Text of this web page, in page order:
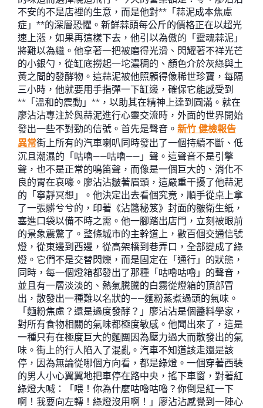
不安的不是店裡的生意，而是他對**「蒜泥成本焦慮
症」**的深層恐懼。新鮮蒜頭每公斤的價格正在以超光
速上漲，如果再這樣下去，他引以為傲的「靈魂蒜泥」
將難以為繼。他拿著一把被磨得光滑、閃耀著不祥光芒
的小銀勺，從缸底撈起一坨濃稠的、顏色介於灰綠與土
黃之間的發酵物。這蒜泥被他照顧得像稀世珍寶，每隔
三小時，他就要用手指彈一下缸邊，確保它能感受到
**「溫和的震動」**，以助其在精神上達到圓滿。就在
廖沾沾專注於與蒜泥進行心靈交流時，外面的世界開始
發出一些不對勁的信號。首先是聲音。 新竹 健檢報告
異常街上所有的汽車喇叭同時發出了一個持續不斷、低
沉且潮濕的「咕嚕——咕嚕——」聲。這聲音不是引擎
聲，也不是正常的鳴笛聲，而像是一個巨大的、消化不
良的胃在哀嚎。廖沾沾皺著眉頭，這嚴重干擾了他蒜泥
的「寧靜冥想」。他決定出去看個究竟，順手從桌上拿
了一張髒兮兮的，印著《沾醬秘笈》封面的皺衛生紙，
塞進口袋以備不時之需。他一腳踏出店門，立刻被眼前
的景象震驚了。整條城市的主幹道上，數百個交通信號
燈，從東邊到西邊，從高架橋到巷弄口，全部變成了綠
燈。它們不是交替閃爍，而是固定在「通行」的狀態，
同時，每一個燈箱都發出了那種「咕嚕咕嚕」的聲音，
並且有一層淡淡的、熱氣騰騰的白霧從燈箱的頂部冒
出，散發出一種難以名狀的——麵粉蒸煮過頭的氣味。
「麵粉焦慮？還是過度發酵？」廖沾沾是個醬料學家，
對所有食物相關的氣味都極度敏感。他聞出來了，這是
一種只有在極度巨大的麵團因為壓力過大而散發出的氣
味。街上的行人陷入了混亂。汽車不知道該走還是該
停，因為無論從哪個方向看，都是綠燈。一個穿著西裝
的男人小心翼翼地把車停在路中央，搖下車窗，對著紅
綠燈大喊：「喂！你為什麼咕嚕咕嚕？你倒是紅一下
啊！我要向左轉！綠燈沒用啊！」廖沾沾感覺到一陣心